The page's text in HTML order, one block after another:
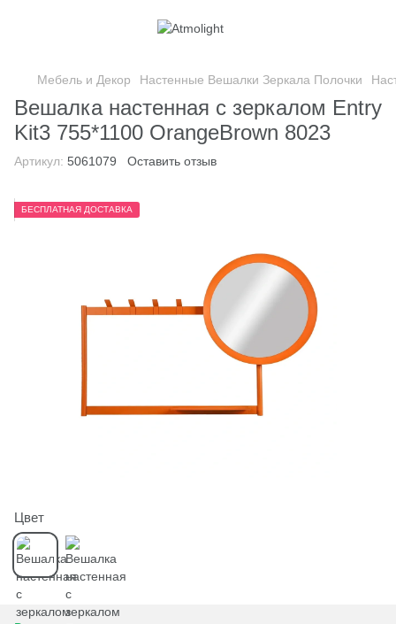
Мебель и Декор Настенные Вешалки Зеркала Полочки
Вешалка настенная с зеркалом Entry
Kit3 755*1100 OrangeBrown 8023
Артикул: 5061079 Оставить отзыв
БЕСПЛАТНАЯ ДОСТАВКА
Цвет